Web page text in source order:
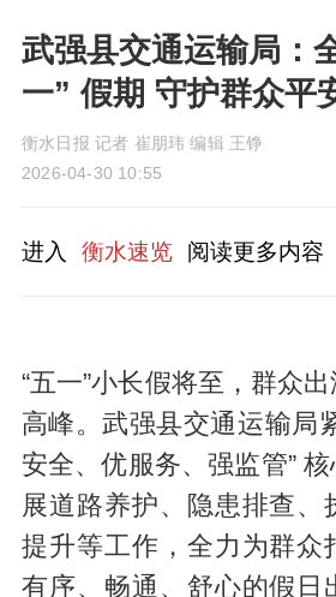
武强县交通运输局：
一” 假期 守护群众平
衡水日报 记者 崔朋玮 编辑 王铮
2026-04-30 10:55
进入 衡水速览 阅读更多内容
“五一”小长假将至，群众
高峰。武强县交通运输局
安全、优服务、强监管”
展道路养护、隐患排查、
提升等工作，全力为群众
有序、畅通、舒心的假日